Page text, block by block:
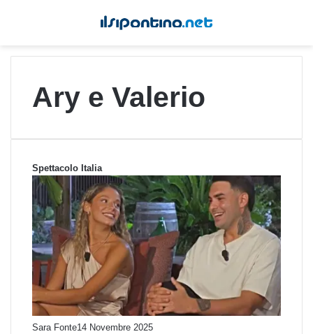
Ary e Valerio
Spettacolo Italia
Sara Fonte14 Novembre 2025